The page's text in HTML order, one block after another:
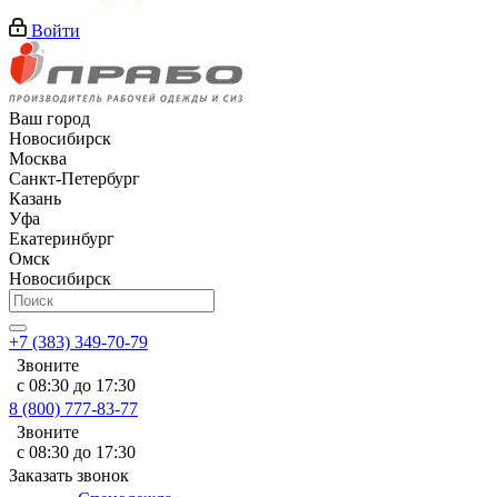
Войти
Ваш город
Новосибирск
Москва
Санкт-Петербург
Казань
Уфа
Екатеринбург
Омск
Новосибирск
+7 (383) 349-70-79
Звоните
с 08:30 до 17:30
8 (800) 777-83-77
Звоните
с 08:30 до 17:30
Заказать звонок